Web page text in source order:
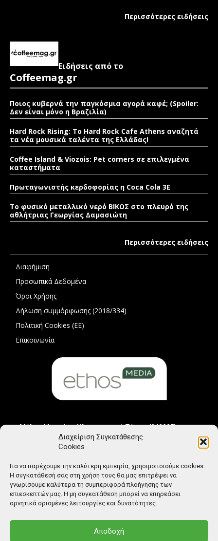
Διαχείριση Συγκατάθεσης
Cookies
Για να παρέχουμε την καλύτερη εμπειρία, χρησιμοποιούμε cookies.
Η συγκατάθεσή σας στη χρήση τους θα μας επιτρέψει να
γνωρίσουμε καλύτερα τη συμπεριφορά πλοήγησης των
επιεσκεπτών μας. Η μη συγκατάθεση μπορεί να επηρεάσει
αρνητικά ορισμένες λειτουργίες και δυνατότητες.
Αποδοχή
Περισσότερες ειδήσεις
Ειδήσεις από το
Coffeemag.gr
Ποιος κυβερνά την παγκόσμια αγορά καφέ; (Spoiler:
Δεν είναι μόνο η Βραζιλία)
Hard Rock Rising: Το Hard Rock Cafe Athens αναζητά
τα νέα μουσικά ταλέντα της Ελλάδας!
Coffee Island & Viozois: Pet corners σε επιλεγμένα
καταστήματα
Πρωταγωνιστής κερδοφορίας η Coca Cola 3E
Το φυσικό μεταλλικό νερό ΒΙΚΟΣ στο πλευρό της
αθλήτριας Γεωργίας Δαμασιώτη
Περισσότερες ειδήσεις
Διαφήμιση
Προσωπικά Δεδομένα
Όροι Χρήσης
Δήλωση συμμόρφωσης (2018/334)
Πολιτική Cookies (ΕΕ)
Επικοινωνία
Μέλος Μητρώου Ηλεκτρονικού Τύπου (242225)